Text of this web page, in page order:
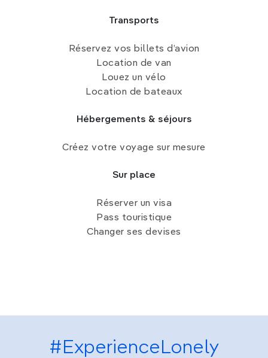
Transports
Réservez vos billets d’avion
Location de van
Louez un vélo
Location de bateaux
Hébergements & séjours
Créez votre voyage sur mesure
Sur place
Réserver un visa
Pass touristique
Changer ses devises
#ExperienceLonely